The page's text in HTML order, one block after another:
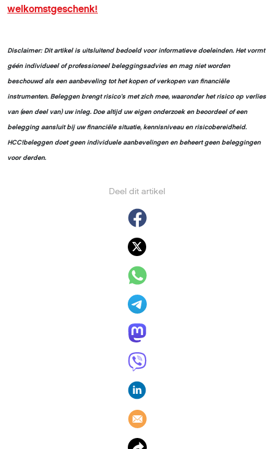
Deel dit artikel
welkomstgeschenk!
Disclaimer: Dit artikel is uitsluitend bedoeld voor informatieve doeleinden. Het vormt
géén individueel of professioneel beleggingsadvies en mag niet worden
beschouwd als een aanbeveling tot het kopen of verkopen van financiële
instrumenten. Beleggen brengt risico’s met zich mee, waaronder het risico op verlies
van (een deel van) uw inleg. Doe altijd uw eigen onderzoek en beoordeel of een
belegging aansluit bij uw financiële situatie, kennisniveau en risicobereidheid.
HCC!beleggen doet geen individuele aanbevelingen en beheert geen beleggingen
voor derden.